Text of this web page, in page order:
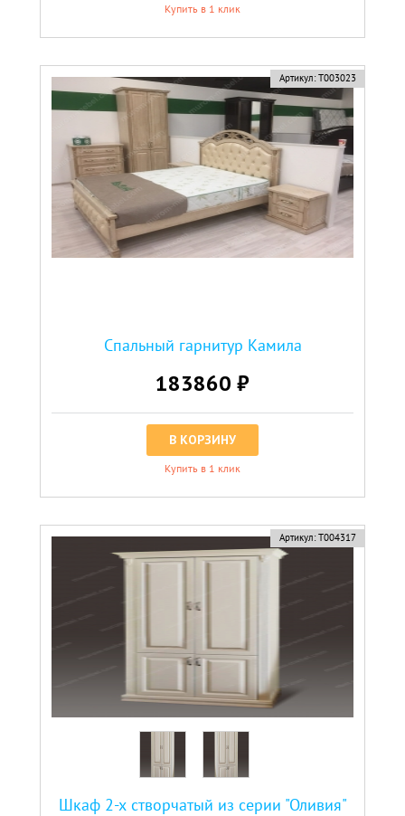
Купить в 1 клик
Артикул: Т003023
Спальный гарнитур Камила
183860 ₽
В КОРЗИНУ
Купить в 1 клик
Артикул: Т004317
Шкаф 2-х створчатый из серии "Оливия"